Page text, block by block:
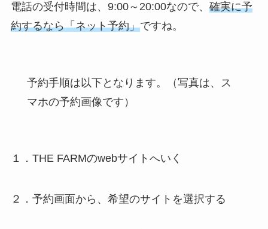
電話の受付時間は、9:00～20:00なので、 確実に予
約するなら「ネット予約」ですね。
予約手順は以下となります。（写真は、ス
マホの予約画像です）
１．THE FARMのwebサイトへいく
２．予約画面から、希望のサイトを選択する